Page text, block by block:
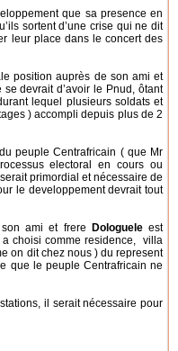
que sa presence en
sortent d’une crise qui ne dit
leur place dans le concert des
position auprès de son ami et
devrait d’avoir le Pnud, ôtant
lequel plusieurs soldats et
) accompli depuis plus de 2
peuple Centrafricain ( que Mr
electoral en cours ou
primordial et nécessaire de
le developpement devrait tout
ami et frere Dologueleest
choisi comme residence, villa
on dit chez nous ) du represent
que le peuple Centrafricain ne
il serait nécessaire pour